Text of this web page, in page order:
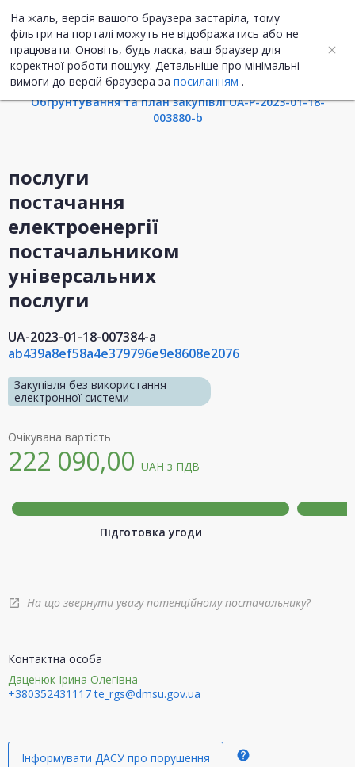
На жаль, версія вашого браузера застаріла, тому
фільтри на порталі можуть не відображатись або не
працювати. Оновіть, будь ласка, ваш браузер для
коректної роботи пошуку. Детальніше про мінімальні
вимоги до версій браузера за посиланням .
UA ENG
Інформація про закупівлю
Обгрунтування та план закупівлі UA-P-2023-01-18-
003880-b
послуги
постачання
електроенергії
постачальником
універсальних
послуги
UA-2023-01-18-007384-a
ab439a8ef58a4e379796e9e8608e2076
Закупівля без використання
електронної системи
Очікувана вартість
222 090,00 UAH з ПДВ
Підготовка угоди
open_in_new На що звернути увагу потенційному постачальнику?
Контактна особа
Даценюк Ірина Олегівна
+380352431117 te_rgs@dmsu.gov.ua
Інформувати ДАСУ про порушення help